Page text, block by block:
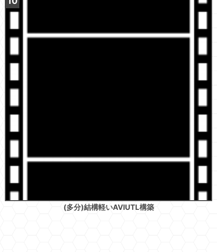
(多分)結構軽いAVIUTL構築